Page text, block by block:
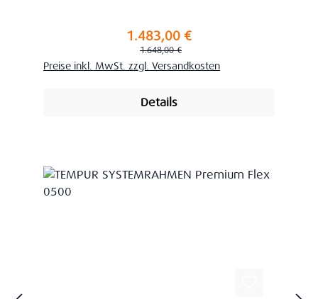
Verkaufspreis:1.483,00 €
Regulärer Preis:
1.648,00 €
Preise inkl. MwSt. zzgl. Versandkosten
Details